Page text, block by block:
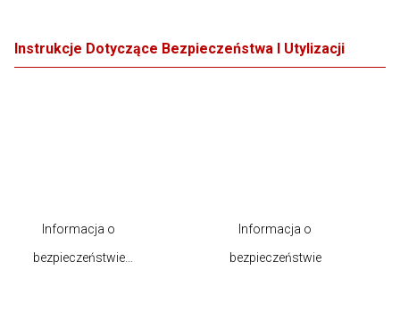
Instrukcje Dotyczące Bezpieczeństwa I Utylizacji
Informacja o
bezpieczeństwie
Informacja o
bezpieczeństwie